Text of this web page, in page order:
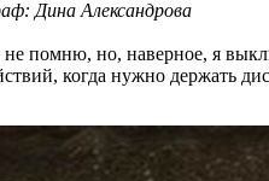
Дина Александрова
помню, но, наверное, я
когда нужно держать